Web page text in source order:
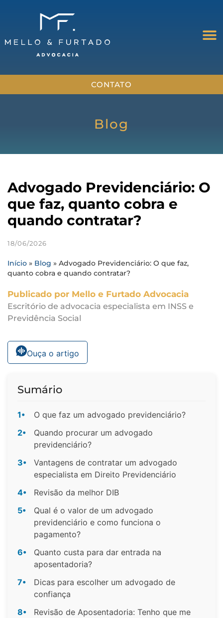
CONTATO
Blog
Advogado Previdenciário: O
que faz, quanto cobra e
quando contratar?
18/06/2026
Início » Blog » Advogado Previdenciário: O que faz,
quanto cobra e quando contratar?
Publicado por Mello e Furtado Advocacia
Escritório de advocacia especialista em INSS e
Previdência Social
Ouça o artigo
Sumário
1•
O que faz um advogado previdenciário?
2•
Quando procurar um advogado
previdenciário?
3•
Vantagens de contratar um advogado
especialista em Direito Previdenciário
4•
Revisão da melhor DIB
5•
Qual é o valor de um advogado
previdenciário e como funciona o
pagamento?
6•
Quanto custa para dar entrada na
aposentadoria?
7•
Dicas para escolher um advogado de
confiança
8•
Revisão de Aposentadoria: Tenho que me